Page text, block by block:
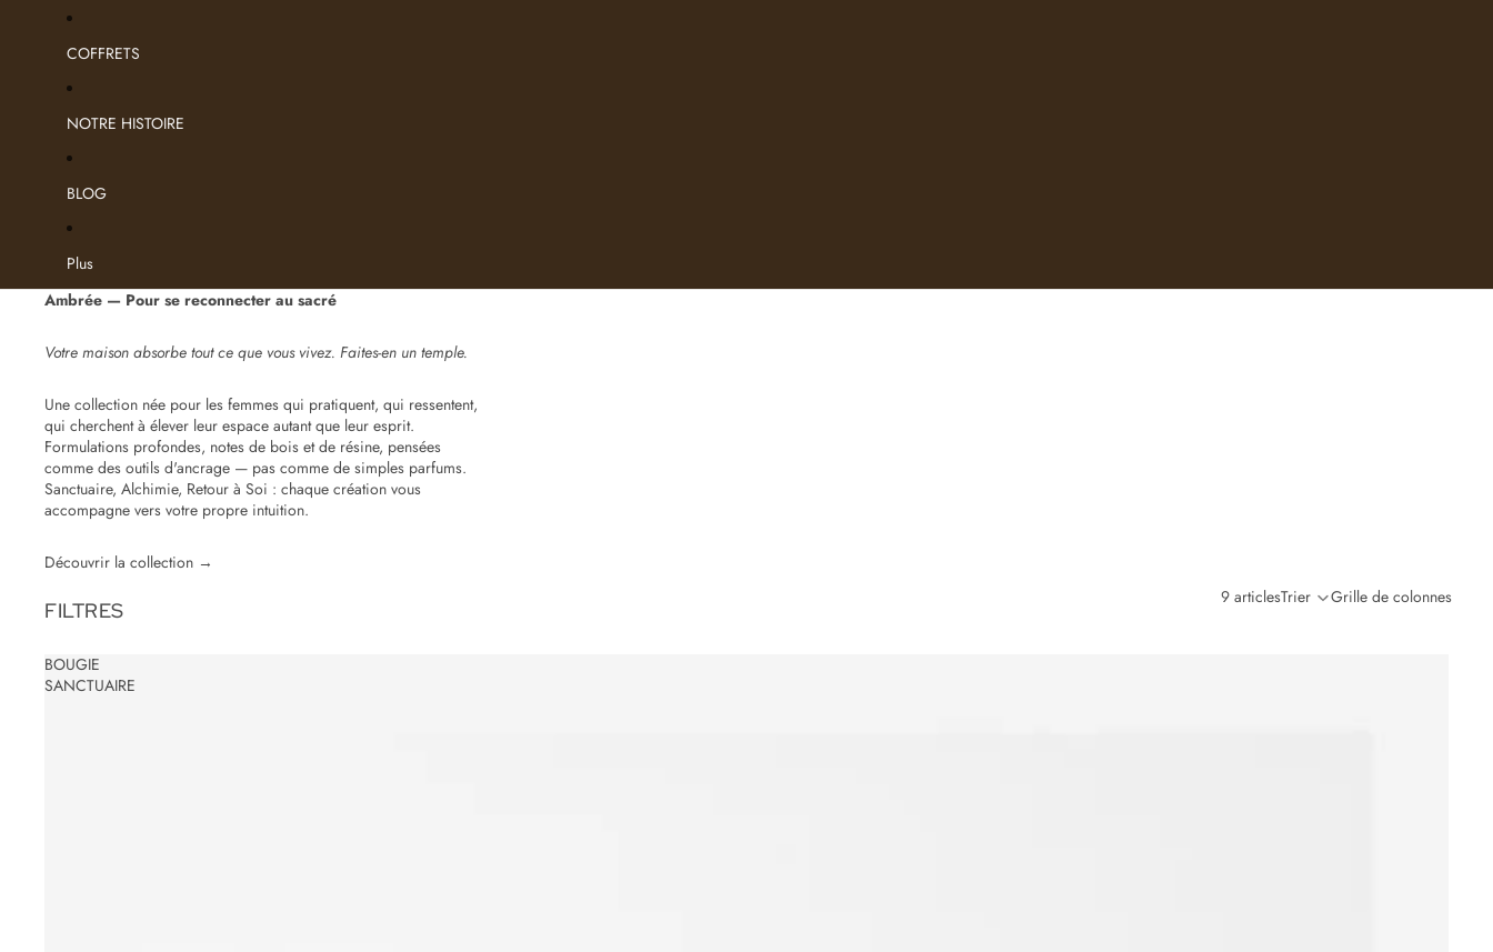
COFFRETS
NOTRE HISTOIRE
BLOG
Plus
Ambrée — Pour se reconnecter au sacré
Votre maison absorbe tout ce que vous vivez. Faites-en un temple.
Une collection née pour les femmes qui pratiquent, qui ressentent,
qui cherchent à élever leur espace autant que leur esprit.
Formulations profondes, notes de bois et de résine, pensées
comme des outils d'ancrage — pas comme de simples parfums.
Sanctuaire, Alchimie, Retour à Soi : chaque création vous
accompagne vers votre propre intuition.
Découvrir la collection →
FILTRES
9 articlesTrier Grille de colonnes
BOUGIE
SANCTUAIRE